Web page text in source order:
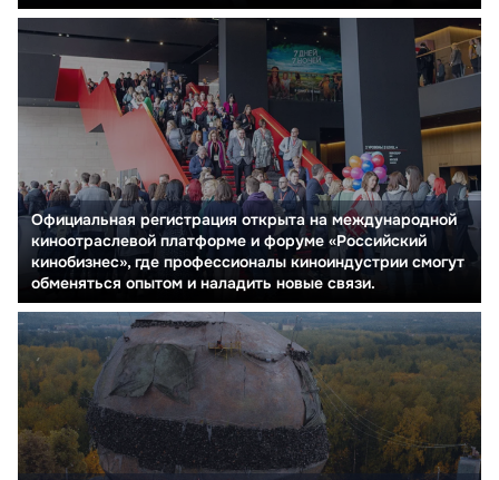
Официальная регистрация открыта на международной
киноотраслевой платформе и форуме «Российский
кинобизнес», где профессионалы киноиндустрии смогут
обменяться опытом и наладить новые связи.